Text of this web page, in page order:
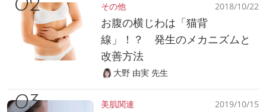
その他 2018/10/22
お腹の横じわは「猫背
線」！？ 発生のメカニズムと
改善方法
大野 由実 先生
美肌関連 2019/10/15